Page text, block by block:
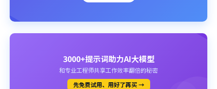
3000+提示词助力AI大模型
和专业工程师共享工作效率翻倍的秘密
先免费试用、用好了再买 →